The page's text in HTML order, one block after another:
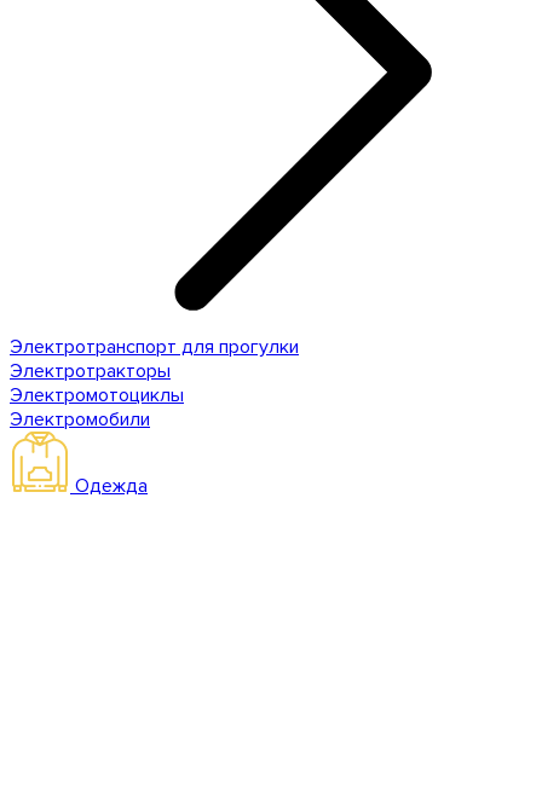
Электротранспорт для прогулки
Электротракторы
Электромотоциклы
Электромобили
Одежда